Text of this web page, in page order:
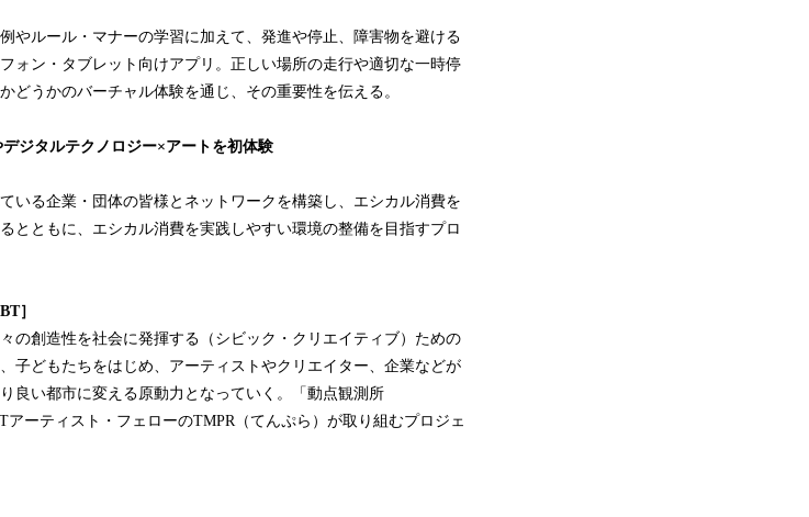
やルール・マナーの学習に加えて、発進や停止、障害物を避ける
ォン・タブレット向けアプリ。正しい場所の走行や適切な一時停
どうかのバーチャル体験を通じ、その重要性を伝える。
ジタルテクノロジー×アートを初体験
いる企業・団体の皆様とネットワークを構築し、エシカル消費を
とともに、エシカル消費を実践しやすい環境の整備を目指すプロ
］
の創造性を社会に発揮する（シビック・クリエイティブ）ための
子どもたちをはじめ、アーティストやクリエイター、企業などが
良い都市に変える原動力となっていく。「動点観測所
アーティスト・フェローのTMPR（てんぷら）が取り組むプロジェ